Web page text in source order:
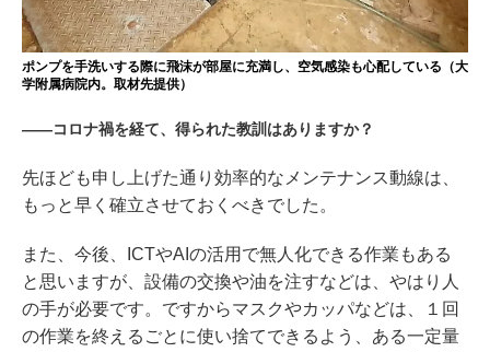
ポンプを手洗いする際に飛沫が部屋に充満し、空気感染も心配している（大
学附属病院内。取材先提供）
――コロナ禍を経て、得られた教訓はありますか？
先ほども申し上げた通り効率的なメンテナンス動線は、
もっと早く確立させておくべきでした。
また、今後、ICTやAIの活用で無人化できる作業もある
と思いますが、設備の交換や油を注すなどは、やはり人
の手が必要です。ですからマスクやカッパなどは、１回
の作業を終えるごとに使い捨てできるよう、ある一定量